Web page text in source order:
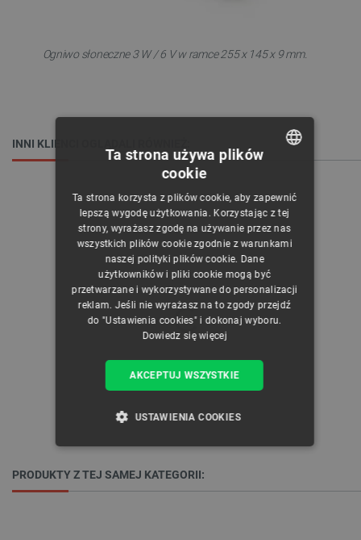
Ogniwo słoneczne 3 W / 6 V w ramce 255 x 145 x 9 mm.
INNI KLIENCI OGLĄDALI RÓWNIEŻ:
PRODUKTY Z TEJ SAMEJ KATEGORII:
CZECH
ENGLISH
GERMAN
Ta strona używa plików
cookie
Ta strona korzysta z plików cookie, aby zapewnić
lepszą wygodę użytkowania. Korzystając z tej
strony, wyrażasz zgodę na używanie przez nas
wszystkich plików cookie zgodnie z warunkami
naszej polityki plików cookie. Dane
użytkowników i pliki cookie mogą być
przetwarzane i wykorzystywane do personalizacji
reklam. Jeśli nie wyrażasz na to zgody przejdź
do "Ustawienia cookies" i dokonaj wyboru.
Dowiedz się więcej
AKCEPTUJ WSZYSTKIE
USTAWIENIA COOKIES
TARGETOWANIE